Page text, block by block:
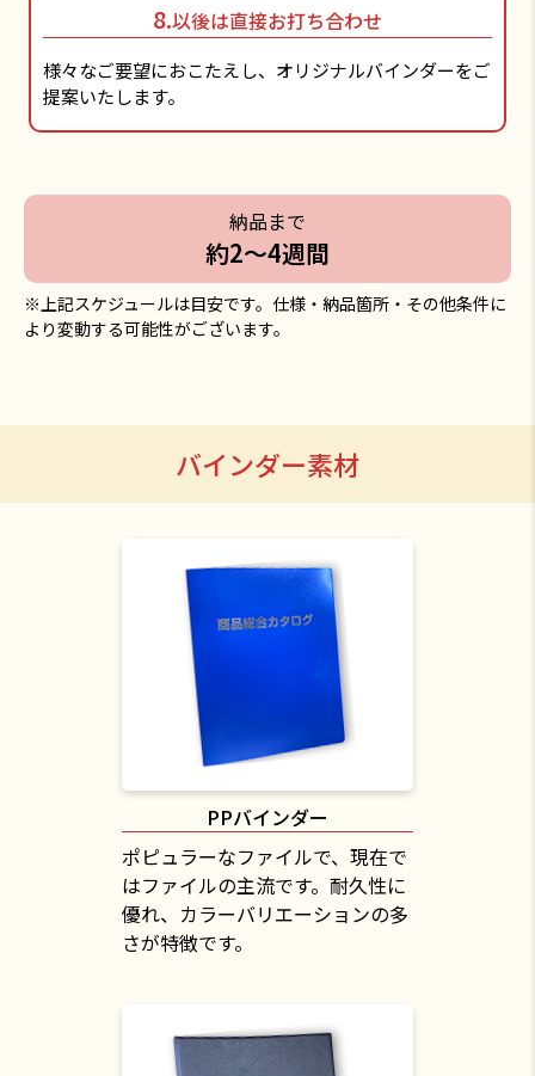
8.以後は直接お打ち合わせ
様々なご要望におこたえし、オリジナルバインダーをご
提案いたします。
納品まで
約2〜4週間
※上記スケジュールは目安です。仕様・納品箇所・その他条件に
より変動する可能性がございます。
バインダー素材
PPバインダー
ポピュラーなファイルで、現在で
はファイルの主流です。耐久性に
優れ、カラーバリエーションの多
さが特徴です。